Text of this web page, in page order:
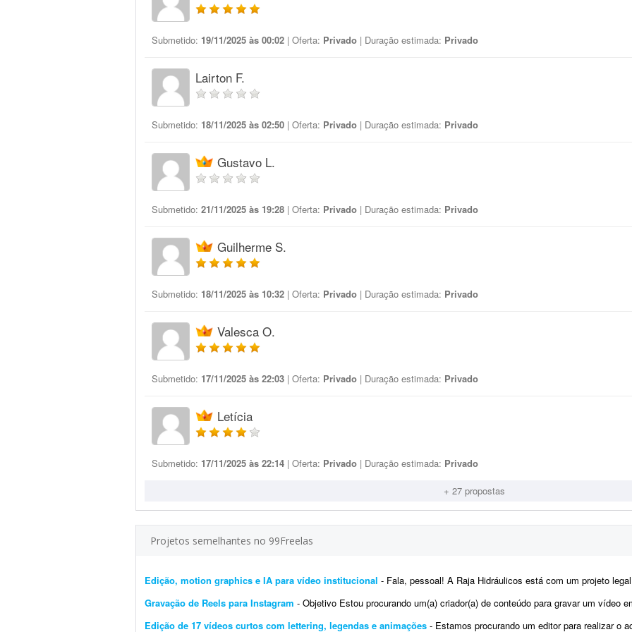
Submetido: 19/11/2025 às 00:02 | Oferta: Privado | Duração estimada: Privado
Lairton F.
Submetido: 18/11/2025 às 02:50 | Oferta: Privado | Duração estimada: Privado
Gustavo L.
Submetido: 21/11/2025 às 19:28 | Oferta: Privado | Duração estimada: Privado
Guilherme S.
Submetido: 18/11/2025 às 10:32 | Oferta: Privado | Duração estimada: Privado
Valesca O.
Submetido: 17/11/2025 às 22:03 | Oferta: Privado | Duração estimada: Privado
Letícia
Submetido: 17/11/2025 às 22:14 | Oferta: Privado | Duração estimada: Privado
+ 27 propostas
Projetos semelhantes no 99Freelas
Edição, motion graphics e IA para vídeo institucional - Fala, pessoal! A Raja Hidráulicos está com um projeto legal de vídeo institucional e precisamos
Gravação de Reels para Instagram - Objetivo Estou procurando um(a) criador(a) de conteúdo para gravar um vídeo em formato Reels (estilo UGC), que
Edição de 17 vídeos curtos com lettering, legendas e animações - Estamos procurando um editor para realizar o acabamento visual de 17 vídeos curtos que serão